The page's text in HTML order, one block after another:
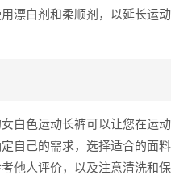
漂白剂和柔顺剂，以延长运
白色运动长裤可以让您在运
自己的需求，选择适合的面
他人评价，以及注意清洗和